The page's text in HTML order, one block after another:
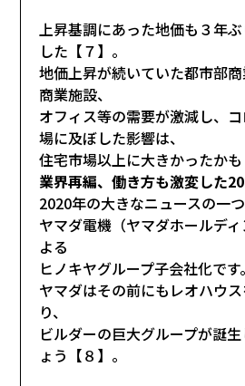
上昇基調にあった地価も３年
した【７】。
地価上昇が続いていた都市部商
商業施設、
オフィス等の需要が激減し、
場に及ぼした影響は、
住宅市場以上に大きかったかも
業界再編、働き方も激変した
2020年の大きなニュースの一つ
ヤマダ電機（ヤマダホールデ
よる
ヒノキヤグループ子会社化です。
ヤマダはその前にもレオハウ
り、
ビルダーの巨大グループが誕
ょう【８】。